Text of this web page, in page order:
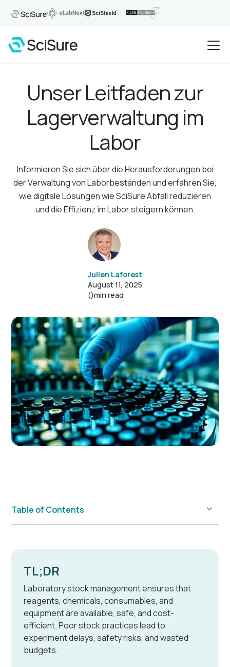
Unser Leitfaden zur
Lagerverwaltung im
Labor
Informieren Sie sich über die Herausforderungen bei
der Verwaltung von Laborbeständen und erfahren Sie,
wie digitale Lösungen wie SciSure Abfall reduzieren
und die Effizienz im Labor steigern können.
Julien Laforest
August 11, 2025
()min read
Table of Contents
TL;DR
Laboratory stock management ensures that
reagents, chemicals, consumables, and
equipment are available, safe, and cost-
efficient. Poor stock practices lead to
experiment delays, safety risks, and wasted
budgets.